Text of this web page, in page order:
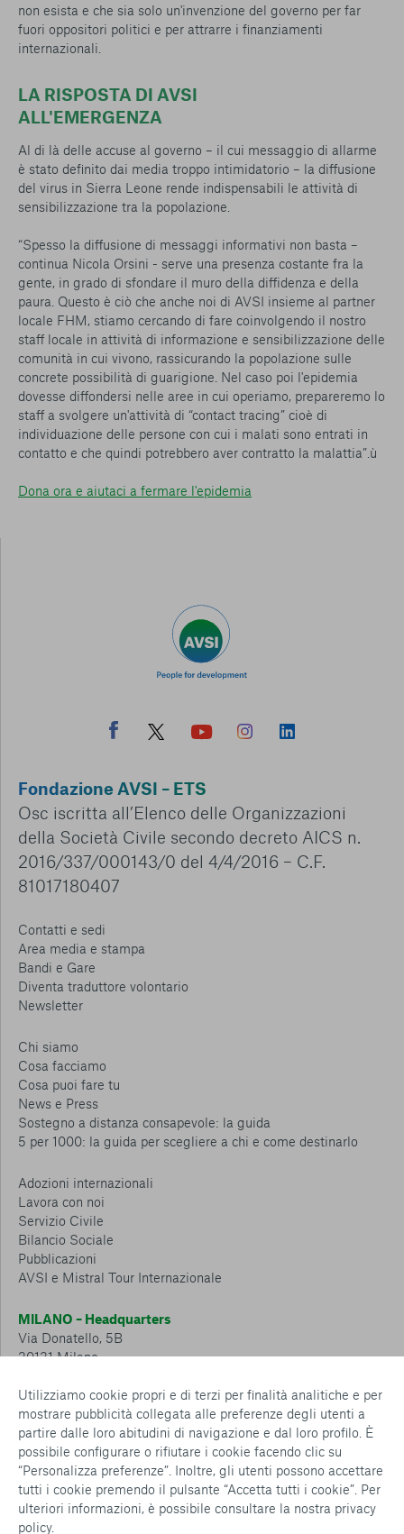
Utilizziamo cookie propri e di terzi per finalità analitiche e per
mostrare pubblicità collegata alle preferenze degli utenti a
partire dalle loro abitudini di navigazione e dal loro profilo. È
possibile configurare o rifiutare i cookie facendo clic su
“Personalizza preferenze”. Inoltre, gli utenti possono accettare
tutti i cookie premendo il pulsante “Accetta tutti i cookie”. Per
ulteriori informazioni, è possibile consultare la nostra privacy
policy.
non esista e che sia solo un'invenzione del governo per far
fuori oppositori politici e per attrarre i finanziamenti
internazionali.
LA RISPOSTA DI AVSI
ALL'EMERGENZA
Al di là delle accuse al governo – il cui messaggio di allarme
è stato definito dai media troppo intimidatorio – la diffusione
del virus in Sierra Leone rende indispensabili le attività di
sensibilizzazione tra la popolazione.
“Spesso la diffusione di messaggi informativi non basta –
continua Nicola Orsini - serve una presenza costante fra la
gente, in grado di sfondare il muro della diffidenza e della
paura. Questo è ciò che anche noi di AVSI insieme al partner
locale FHM, stiamo cercando di fare coinvolgendo il nostro
staff locale in attività di informazione e sensibilizzazione delle
comunità in cui vivono, rassicurando la popolazione sulle
concrete possibilità di guarigione. Nel caso poi l'epidemia
dovesse diffondersi nelle aree in cui operiamo, prepareremo lo
staff a svolgere un'attività di “contact tracing” cioè di
individuazione delle persone con cui i malati sono entrati in
contatto e che quindi potrebbero aver contratto la malattia”.ù
Dona ora e aiutaci a fermare l'epidemia
Fondazione AVSI – ETS
Osc iscritta all’Elenco delle Organizzazioni
della Società Civile secondo decreto AICS n.
2016/337/000143/0 del 4/4/2016 – C.F.
81017180407
Contatti e sedi
Area media e stampa
Bandi e Gare
Diventa traduttore volontario
Newsletter
Chi siamo
Cosa facciamo
Cosa puoi fare tu
News e Press
Sostegno a distanza consapevole: la guida
5 per 1000: la guida per scegliere a chi e come destinarlo
Adozioni internazionali
Lavora con noi
Servizio Civile
Bilancio Sociale
Pubblicazioni
AVSI e Mistral Tour Internazionale
MILANO – Headquarters
Via Donatello, 5B
20131 Milano
CESENA – Sostegno a distanza
Via Padre Vicinio da Sarsina, 216
47521 Cesena
Tel.: 0547 360 811
Detrazioni e deduzioni fiscali sulle donazioni: cosa sapere e